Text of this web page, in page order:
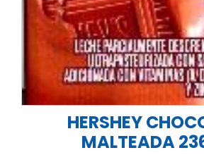
HERSHEY
MALTEADA